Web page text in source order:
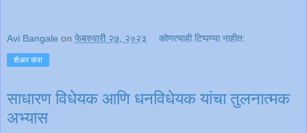
Avi Bangale on फेब्रुवारी २७, २०२३ कोणत्याही टिप्पण्‍या नाहीत:
शेअर करा
साधारण विधेयक आणि धनविधेयक यांचा तुलनात्मक
अभ्यास